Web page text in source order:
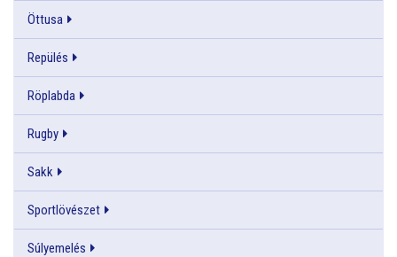
Öttusa
Repülés
Röplabda
Rugby
Sakk
Sportlövészet
Súlyemelés